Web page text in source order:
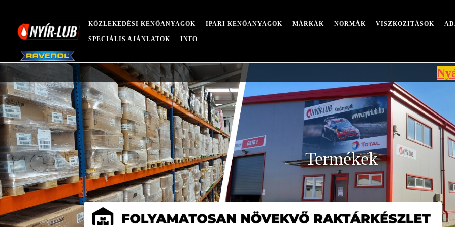
KÖZLEKEDÉSI KENŐANYAGOK IPARI KENŐANYAGOK MÁRKÁK NORMÁK VISZKOZITÁSOK
SPECIÁLIS AJÁNLATOK INFO
Nyári
Termékek